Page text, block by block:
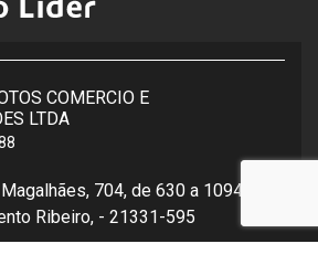
COMERCIO E
LTDA
704, de 630 a 1094 - lado
Ribeiro, - 21331-595